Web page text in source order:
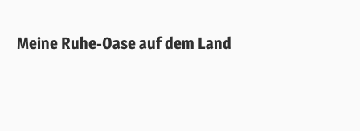
Meine Ruhe-Oase auf dem Land